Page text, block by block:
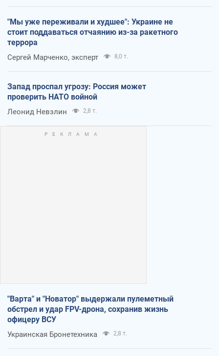
"Мы уже переживали и худшее": Украине не
стоит поддаваться отчаянию из-за ракетного
террора
Сергей Марченко, эксперт 8,0 т.
Запад проспал угрозу: Россия может
проверить НАТО войной
Леонид Невзлин 2,8 т.
"Варта" и "Новатор" выдержали пулеметный
обстрел и удар FPV-дрона, сохранив жизнь
офицеру ВСУ
Украинская Бронетехника 2,8 т.